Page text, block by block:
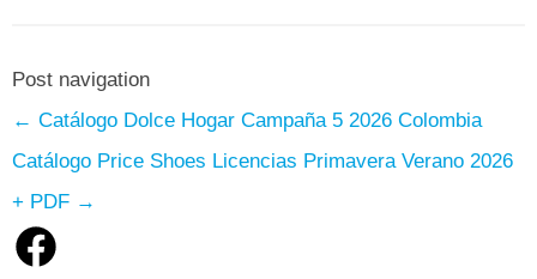
Post navigation
← Catálogo Dolce Hogar Campaña 5 2026 Colombia
Catálogo Price Shoes Licencias Primavera Verano 2026
+ PDF →
Facebook